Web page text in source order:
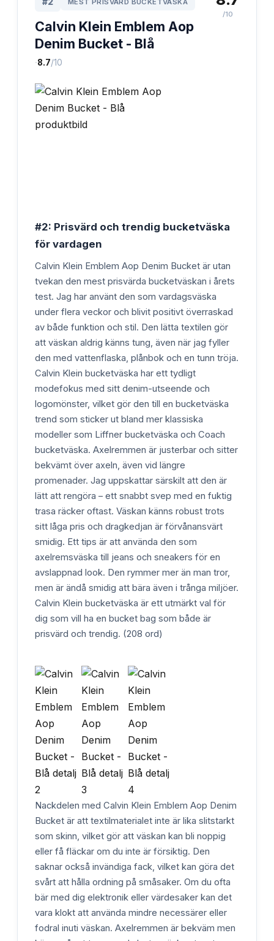
MEST PRISVÄRD BUCKETVÄSKA
Calvin Klein Emblem Aop
Denim Bucket - Blå
·8.7/10
/10
#2: Prisvärd och trendig bucketväska
för vardagen
Calvin Klein Emblem Aop Denim Bucket är utan
tvekan den mest prisvärda bucketväskan i årets
test. Jag har använt den som vardagsväska
under flera veckor och blivit positivt överraskad
av både funktion och stil. Den lätta textilen gör
att väskan aldrig känns tung, även när jag fyller
den med vattenflaska, plånbok och en tunn tröja.
Calvin Klein bucketväska har ett tydligt
modefokus med sitt denim-utseende och
logomönster, vilket gör den till en bucketväska
trend som sticker ut bland mer klassiska
modeller som Liffner bucketväska och Coach
bucketväska. Axelremmen är justerbar och sitter
bekvämt över axeln, även vid längre
promenader. Jag uppskattar särskilt att den är
lätt att rengöra – ett snabbt svep med en fuktig
trasa räcker oftast. Väskan känns robust trots
sitt låga pris och dragkedjan är förvånansvärt
smidig. Ett tips är att använda den som
axelremsväska till jeans och sneakers för en
avslappnad look. Den rymmer mer än man tror,
men är ändå smidig att bära även i trånga miljöer.
Calvin Klein bucketväska är ett utmärkt val för
dig som vill ha en bucket bag som både är
prisvärd och trendig. (208 ord)
Nackdelen med Calvin Klein Emblem Aop Denim
Bucket är att textilmaterialet inte är lika slitstarkt
som skinn, vilket gör att väskan kan bli noppig
eller få fläckar om du inte är försiktig. Den
saknar också invändiga fack, vilket kan göra det
svårt att hålla ordning på småsaker. Om du ofta
bär med dig elektronik eller värdesaker kan det
vara klokt att använda mindre necessärer eller
fodral inuti väskan. Axelremmen är bekväm men